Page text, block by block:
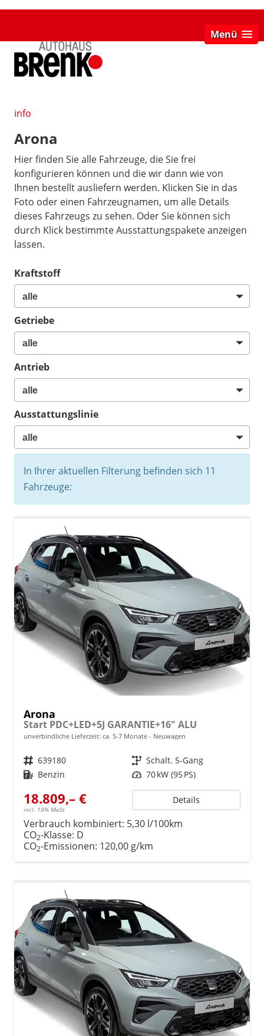
Menü
info
Arona
Hier finden Sie alle Fahrzeuge, die Sie frei
konfigurieren können und die wir dann wie von
Ihnen bestellt ausliefern werden. Klicken Sie in das
Foto oder einen Fahrzeugnamen, um alle Details
dieses Fahrzeugs zu sehen. Oder Sie können sich
durch Klick bestimmte Ausstattungspakete anzeigen
lassen.
Kraftstoff
Getriebe
Antrieb
Ausstattungslinie
In Ihrer aktuellen Filterung befinden sich 11
Fahrzeuge:
Arona
Start PDC+LED+5J GARANTIE+16" ALU
unverbindliche Lieferzeit: ca. 5-7 Monate Neuwagen
Fahrzeugnr. 639180 Getriebe Schalt. 5-Gang
Kraftstoff Benzin Leistung 70 kW (95 PS)
18.809,– €
incl. 19% MwSt.
Details
Verbrauch kombiniert: 5,30 l/100km
CO2-Klasse: D
CO2-Emissionen: 120,00 g/km